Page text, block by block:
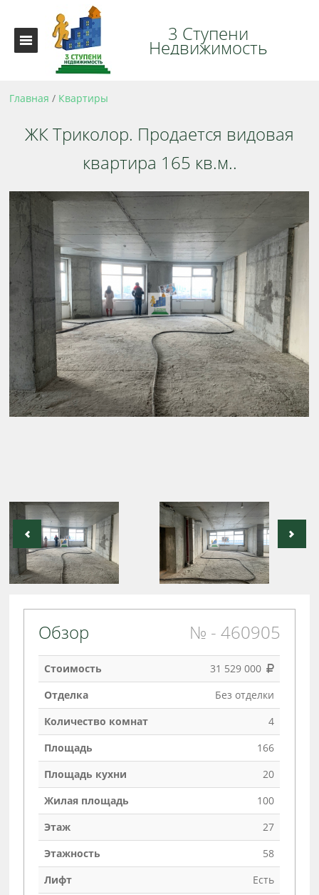
3 Ступени
Недвижимость
Главная / Квартиры
ЖК Триколор. Продается видовая
квартира 165 кв.м..
Обзор № - 460905
Стоимость
31 529 000
Отделка
Без отделки
Количество комнат
4
Площадь
166
Площадь кухни
20
Жилая площадь
100
Этаж
27
Этажность
58
Лифт
Есть